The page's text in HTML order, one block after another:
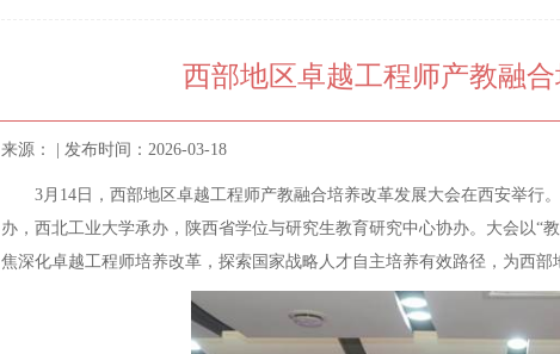
西部地区卓越工程师产教融
来源： | 发布时间：2026-03-18
3月14日，西部地区卓越工程师产教融合培养改革发展大会在西安举行
办，西北工业大学承办，陕西省学位与研究生教育研究中心协办。大会以“
焦深化卓越工程师培养改革，探索国家战略人才自主培养有效路径，为西部